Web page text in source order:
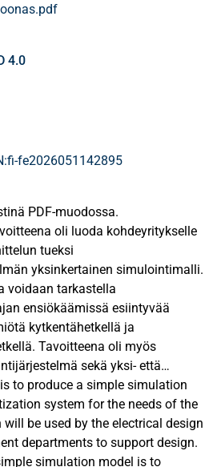
4.0
fe2026051142895
PDF-muodossa.
oli luoda kohdeyritykselle
tueksi
yksinkertainen simulointimalli.
voidaan tarkastella
ensiökäämissä esiintyvää
kytkentähetkellä ja
Tavoitteena oli myös
sekä yksi- että
keskityttiin myös tarkastelemaan
vertaamalla niitä PSCAD-
malleihin.
käsitteli tehomuuntajan
to produce a simple simulation
system for the needs of the
be used by the electrical design
departments to support design.
simulation model is to